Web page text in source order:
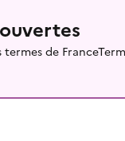
termes de